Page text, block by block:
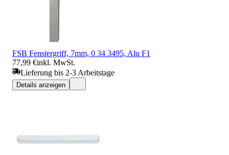
FSB Fenstergriff, 7mm, 0 34 3495, Alu F1
77,99 €inkl. MwSt.
Lieferung bis 2-3 Arbeitstage
Details anzeigen